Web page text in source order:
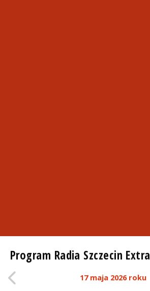
Program Radia Szczecin Extra
17 maja 2026 roku